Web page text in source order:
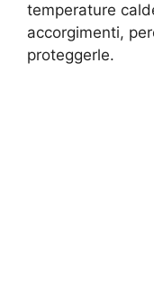
temperature
accorgimenti,
proteggerle.